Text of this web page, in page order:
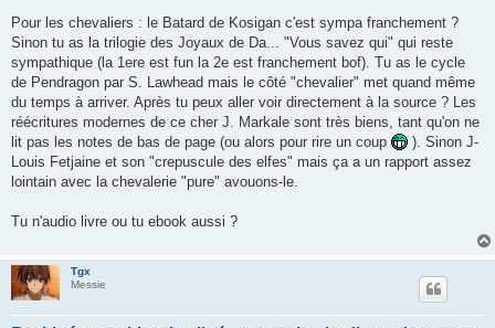
Pour les chevaliers : le Batard de Kosigan c'est sympa franchement ?
Sinon tu as la trilogie des Joyaux de Da... "Vous savez qui" qui reste
sympathique (la 1ere est fun la 2e est franchement bof). Tu as le cycle
de Pendragon par S. Lawhead mais le côté "chevalier" met quand même
du temps à arriver. Après tu peux aller voir directement à la source ? Les
réécritures modernes de ce cher J. Markale sont très biens, tant qu'on ne
lit pas les notes de bas de page (ou alors pour rire un coup
). Sinon J-
Louis Fetjaine et son "crepuscule des elfes" mais ça a un rapport assez
lointain avec la chevalerie "pure" avouons-le.
Tu n'audio livre ou tu ebook aussi ?
Tgx
Messie